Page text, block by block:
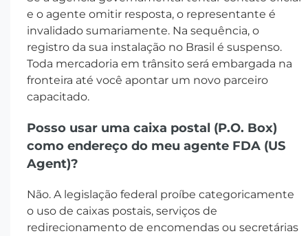
e o agente omitir resposta, o representante é
invalidado sumariamente. Na sequência, o
registro da sua instalação no Brasil é suspenso.
Toda mercadoria em trânsito será embargada na
fronteira até você apontar um novo parceiro
capacitado.
Posso usar uma caixa postal (P.O. Box)
como endereço do meu agente FDA (US
Agent)?
Não. A legislação federal proíbe categoricamente
o uso de caixas postais, serviços de
redirecionamento de encomendas ou secretárias